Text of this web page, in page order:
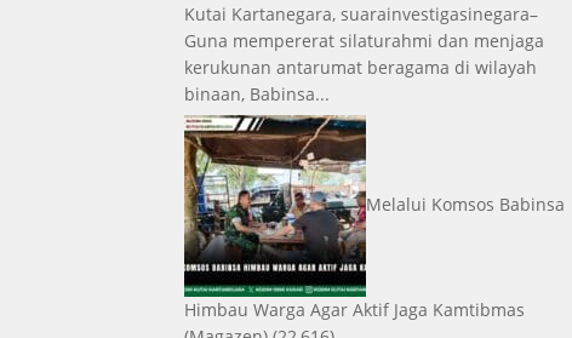
Kutai Kartanegara, suarainvestigasinegara–
Guna mempererat silaturahmi dan menjaga
kerukunan antarumat beragama di wilayah
binaan, Babinsa...
Melalui Komsos Babinsa
Himbau Warga Agar Aktif Jaga Kamtibmas